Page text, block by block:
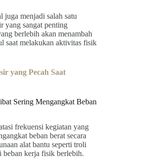
juga menjadi salah satu
yang sangat penting
berlebih akan menambah
saat melakukan aktivitas fisik
yang Pecah Saat
Sering Mengangkat Beban
frekuensi kegiatan yang
beban berat secara
alat bantu seperti troli
beban kerja fisik berlebih.